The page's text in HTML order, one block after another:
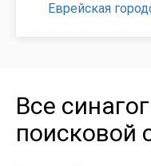
Еврейская
Все
поисковой